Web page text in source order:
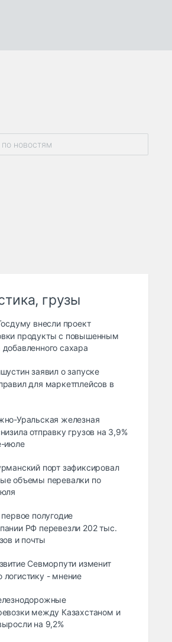
грузы
внесли проект
продукты с повышенным
сахара
заявил о запуске
для маркетплейсов в
Уральская железная
отправку грузов на 3,9%
июле
порт зафиксировал
объемы перевалки по
полугодие
РФ перевезли 202 тыс.
и почты
Севморпути изменит
- мнение
между Казахстаном и
на 9,2%